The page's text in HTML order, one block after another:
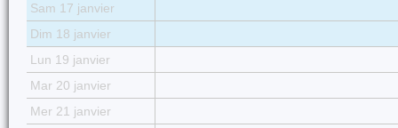
Sam 17 janvier
Dim 18 janvier
Lun 19 janvier
Mar 20 janvier
Mer 21 janvier